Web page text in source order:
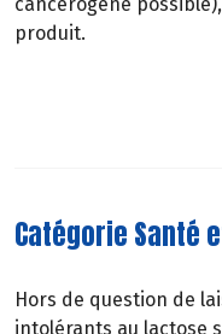
produit.
Catégorie Santé
Hors de question de
intolérants au lactose